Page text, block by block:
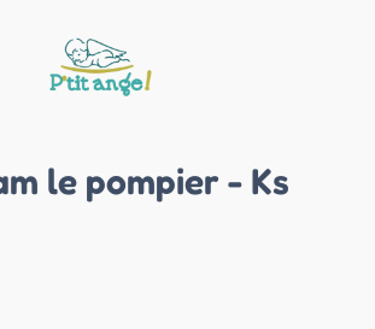
le pompier - Ks